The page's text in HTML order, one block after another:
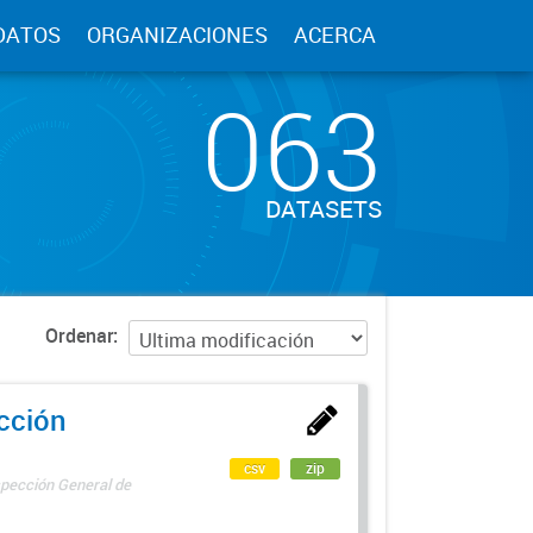
ORGANIZACIONES ACERCA
063
DATASETS
Ordenar
General de
csv zip